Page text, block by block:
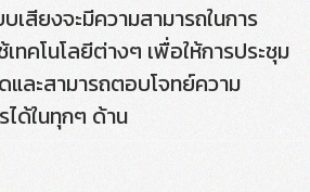
เสียงจะมีความสามารถในการ
ทคโนโลยีต่างๆ เพื่อให้การประชุม
ละสามารถตอบโจทย์ความ
ด้ในทุกๆ ด้าน